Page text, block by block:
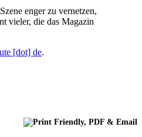
enger zu vernetzen,
vieler, die das Magazin
[dot] de.